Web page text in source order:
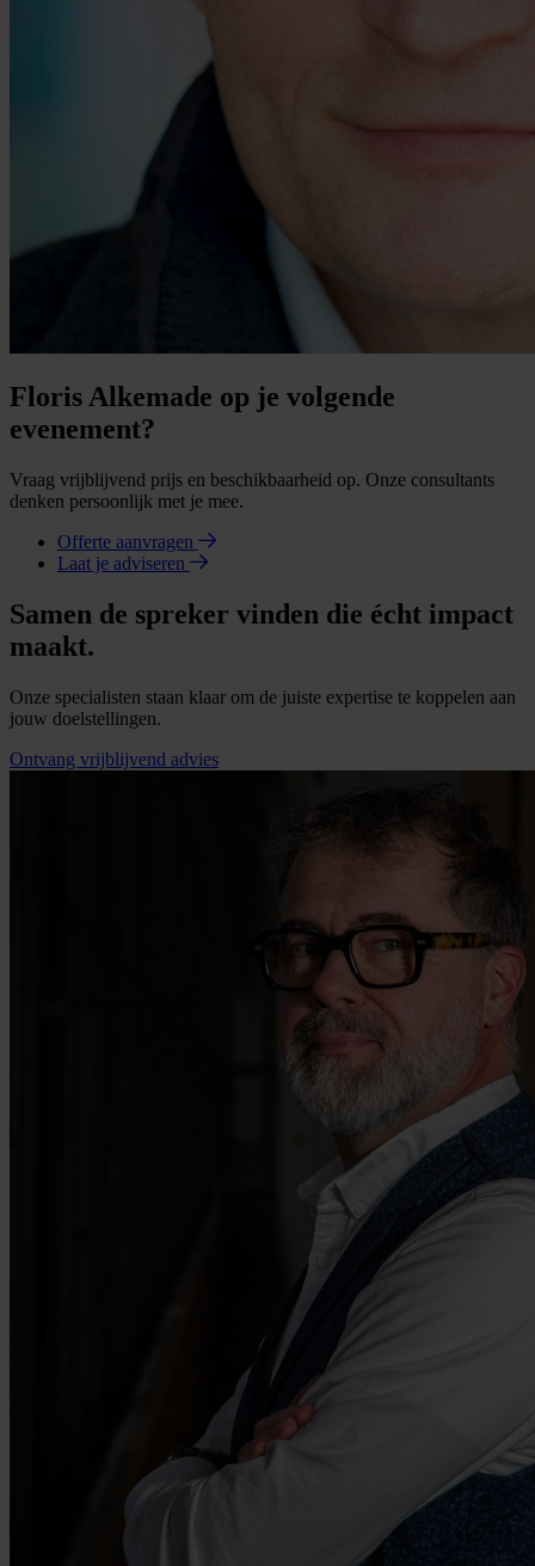
Floris Alkemade op je volgende
evenement?
Vraag vrijblijvend prijs en beschikbaarheid op. Onze consultants
denken persoonlijk met je mee.
Offerte aanvragen
Laat je adviseren
Samen de spreker vinden die écht impact
maakt.
Onze specialisten staan klaar om de juiste expertise te koppelen aan
jouw doelstellingen.
Ontvang vrijblijvend advies